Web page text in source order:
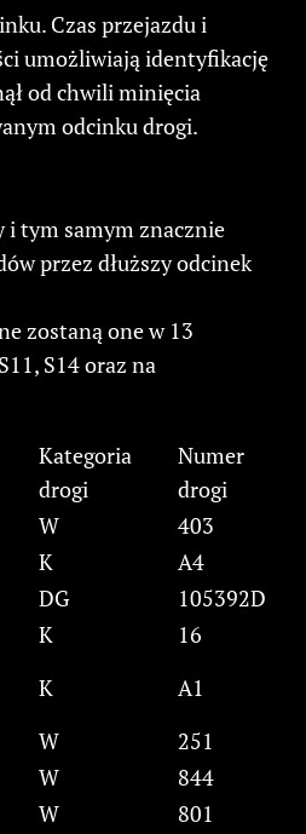
Czas przejazdu i
umożliwiają identyfikację
od chwili minięcia
odcinku drogi.
i tym samym znacznie
przez dłuższy odcinek
zostaną one w 13
S14 oraz na
Kategoria
drogi
Numer
drogi
W
403
K
A4
DG
105392D
K
16
K
A1
W
251
W
844
W
801